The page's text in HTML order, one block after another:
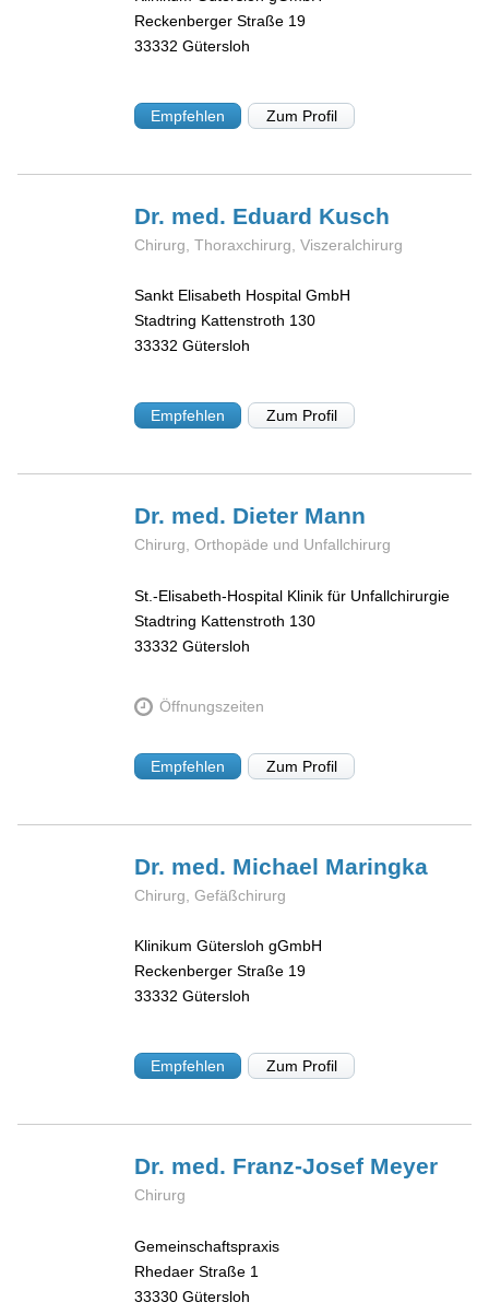
Reckenberger Straße 19
33332 Gütersloh
Empfehlen Zum Profil
Dr. med. Eduard Kusch
Chirurg, Thoraxchirurg, Viszeralchirurg
Sankt Elisabeth Hospital GmbH
Stadtring Kattenstroth 130
33332 Gütersloh
Empfehlen Zum Profil
Dr. med. Dieter Mann
Chirurg, Orthopäde und Unfallchirurg
St.-Elisabeth-Hospital Klinik für Unfallchirurgie
Stadtring Kattenstroth 130
33332 Gütersloh
Öffnungszeiten
Empfehlen Zum Profil
Dr. med. Michael Maringka
Chirurg, Gefäßchirurg
Klinikum Gütersloh gGmbH
Reckenberger Straße 19
33332 Gütersloh
Empfehlen Zum Profil
Dr. med. Franz-Josef Meyer
Chirurg
Gemeinschaftspraxis
Rhedaer Straße 1
33330 Gütersloh